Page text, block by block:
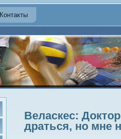
Контакты
Веласкес:
драться, но мне